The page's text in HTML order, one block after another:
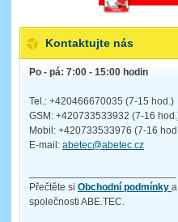
Kontaktujte nás
Po - pá: 7:00 - 15:00 hodin
Tel.: +420466670035 (7-15 hod.)
GSM: +420733533932 (7-16
Mobil: +420733533976 (7-16
E-mail: abetec@abetec.cz
Přečtěte si Obchodní podmínky a
společnosti ABE.TEC.